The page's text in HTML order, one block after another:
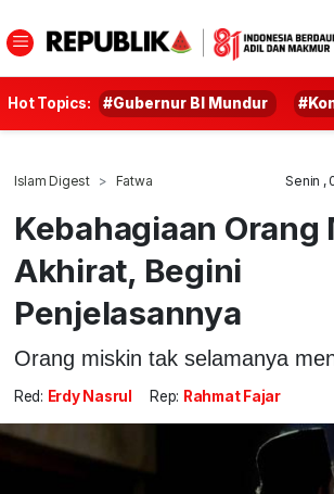
Hot Topics: #Gubernur BI Mundur
Islam Digest Fatwa Senin ,
Kebahagiaan Orang
Akhirat, Begini
Penjelasannya
Orang miskin tak selamanya
Red: Erdy Nasrul Rep: Rahmat Fajar